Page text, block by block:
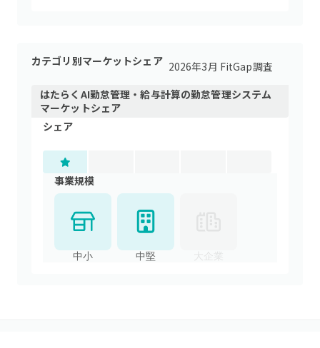
カテゴリ別マーケットシェア 2026年3月 FitGap調査
はたらくAI勤怠管理・給与計算の勤怠管理システム
マーケットシェア
シェア
事業規模
中小 中堅 大企業